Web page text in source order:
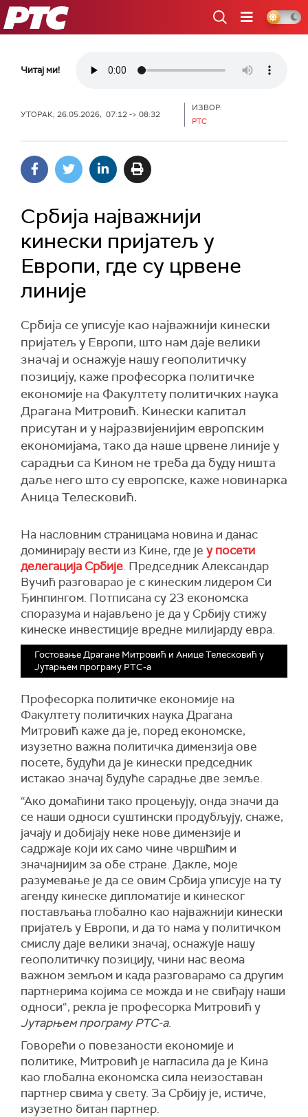
РТС
Читај ми!
УТОРАК, 26.05.2026, 07:12 -> 08:32
ИЗВОР:
РТС
Србија најважнији
кинески пријатељ у
Европи, где су црвене
линије
Србија се уписује као најважнији кинески
пријатељ у Европи, што нам даје велики
значај и оснажује нашу геополитичку
позицију, каже професорка политичке
економије на Факултету политичких наука
Драгана Митровић. Кинески капитал
присутан и у најразвијенијим европским
економијама, тако да наше црвене линије у
сарадњи са Кином не треба да буду ништа
даље него што су европске, каже новинарка
Аница Телесковић.
На насловним страницама новина и данас
доминирају вести из Кине, где је у посети
делегација Србије. Председник Александар
Вучић разговарао је с кинеским лидером Си
Ђинпингом. Потписана су 23 економска
споразума и најављено је да у Србију стижу
кинеске инвестиције вредне милијарду евра.
Гостовање Драгане Митровић и Анице Телесковић у
Јутарњем програму РТС-а
Професорка политичке економије на
Факултету политичких наука Драгана
Митровић каже да је, поред економске,
изузетно важна политичка димензија ове
посете, будући да је кинески председник
истакао значај будуће сарадње две земље.
“Ако домаћини тако процењују, онда значи да
се наши односи суштински продубљују, снаже,
јачају и добијају неке нове димензије и
садржаје који их само чине чвршћим и
значајнијим за обе стране. Дакле, моје
разумевање је да се овим Србија уписује на ту
агенду кинеске дипломатије и кинеског
постављања глобално као најважнији кинески
пријатељ у Европи, и да то нама у политичком
смислу даје велики значај, оснажује нашу
геополитичку позицију, чини нас веома
важном земљом и када разговарамо са другим
партнерима којима се можда и не свиђају наши
односи“, рекла је професорка Митровић у
Јутарњем програму РТС-а.
Говорећи о повезаности економије и
политике, Митровић је нагласила да је Кина
као глобална економска сила неизоставан
партнер свима у свету. За Србију је, истиче,
изузетно битан партнер.